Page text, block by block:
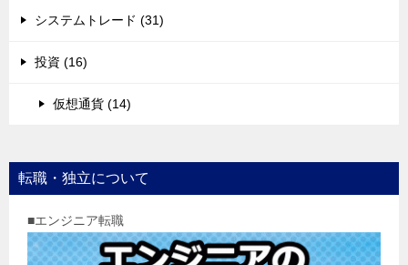
システムトレード (31)
投資 (16)
仮想通貨 (14)
転職・独立について
■エンジニア転職